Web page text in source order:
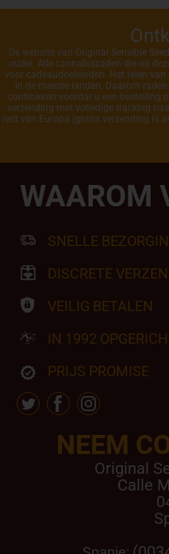
De website van Original Sensible
ouder. Alle cannabiszaden die op
voor cadeaudoeleinden. Het telen
in de meeste landen. Daarom
controleren voordat u een bestelling
verzending met volledige tracking
rest van Europa (gratis verzending is
NEEM
Original
Calle
WAAROM
SNELLE
DISCRETE
VEILIG BETALEN
IN 1992
PRIJS PROMISE